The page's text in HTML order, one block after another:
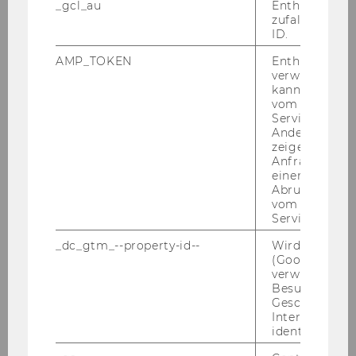
me­tho­disch neue An­satz­punk­te für die Er­for­
schung von In­te­gri­tät und mög­li­che Maß­nah­
men zur Kor­rup­ti­ons­prä­ven­ti­on im öf­fent­li­chen
Sek­tor“, so Wil­lems.
De­tail­lier­te Stu­di­en­ergeb­nis­se
Schmid, Mo­ritz, Wil­lems, Jur­gen (2026): AI for in­
te­gri­ty: Pre­dic­ting pu­blic ser­vants' su­s­cep­ti­bi­li­ty
to cor­rup­ti­on via su­per­vi­sed ma­chi­ne lear­ning.
In: Go­vernment In­for­ma­ti­on Quar­ter­ly (2026).
Ver­füg­bar unter:
https://doi.org/10.1016/j.giq.2026.102158
_gcl_au
Enthält eine
ID.
AMP_TOKEN
Enthält ein
verwendet
kann, um
vom AMP-
Service
Andere
zeigen Opt-
Anfrage im
einen Fehler
Abrufen
vom AMP
Service an.
_dc_gtm_--property-id--
Wird von
(Google Tag
verwendet,
Besucher
Geschlecht
Interessen zu
identifizieren.